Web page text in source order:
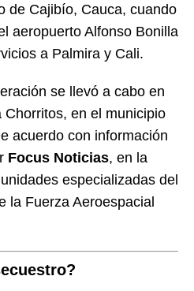
de Cajibío, Cauca, cuando
aeropuerto Alfonso Bonilla
a Palmira y Cali.
se llevó a cabo en
en el municipio
acuerdo con información
Focus Noticias, en la
especializadas del
la Fuerza Aeroespacial